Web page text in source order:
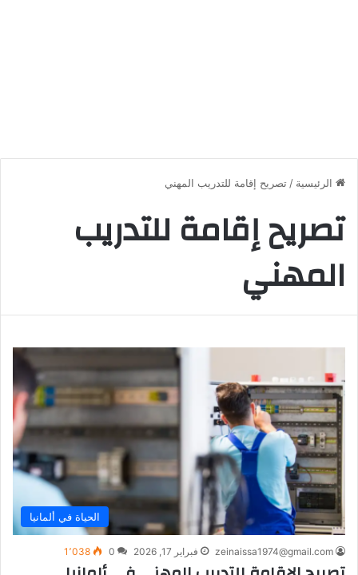
الرئيسية / تصريح إقامة للتدريب المهني
تصريح إقامة للتدريب
المهني
الحياة في ألمانيا
zeinaissa1974@gmail.com فبراير 17, 2026 0 1٬038